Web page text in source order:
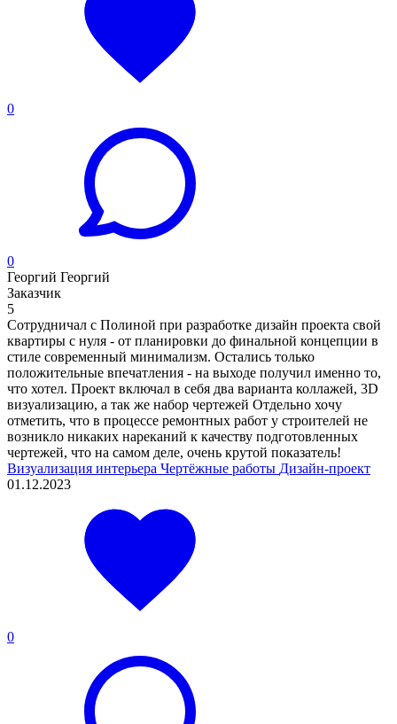
0
0
Георгий Георгий
Заказчик
5
Сотрудничал с Полиной при разработке дизайн проекта свой
квартиры с нуля - от планировки до финальной концепции в
стиле современный минимализм. Остались только
положительные впечатления - на выходе получил именно то,
что хотел. Проект включал в себя два варианта коллажей, 3D
визуализацию, а так же набор чертежей Отдельно хочу
отметить, что в процессе ремонтных работ у строителей не
возникло никаких нареканий к качеству подготовленных
чертежей, что на самом деле, очень крутой показатель!
Визуализация интерьера Чертёжные работы Дизайн-проект
01.12.2023
0